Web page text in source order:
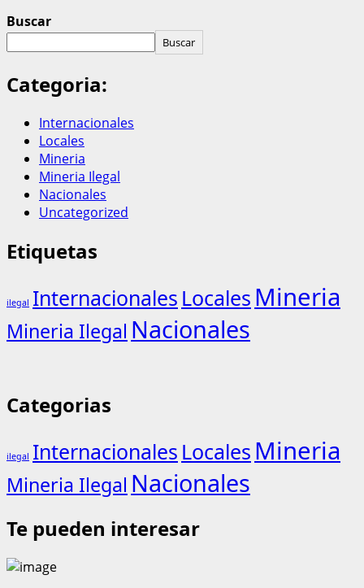
Buscar
Buscar
Categoria:
Internacionales
Locales
Mineria
Mineria Ilegal
Nacionales
Uncategorized
Etiquetas
ilegal Internacionales Locales Mineria
Mineria Ilegal Nacionales
Categorias
ilegal Internacionales Locales Mineria
Mineria Ilegal Nacionales
Te pueden interesar